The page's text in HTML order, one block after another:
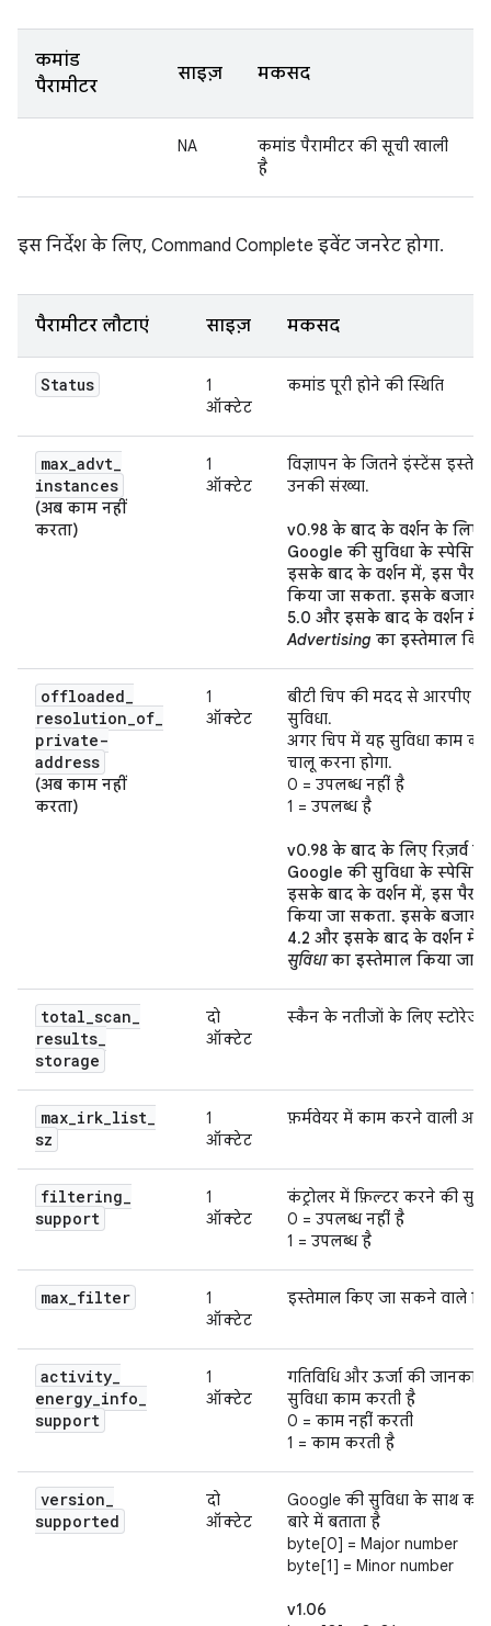
कमांड
पैरामीटर
साइज़ मकसद
NA
कमांड पैरामीटर की सूची खाली
है
इस निर्देश के लिए, Command Complete इवेंट जनरेट होगा.
पैरामीटर लौटाएं साइज़ मकसद
Status
1
ऑक्टेट
कमांड पूरी होने की स्थिति
max_advt_
instances
(अब काम नहीं
करता)
1
ऑक्टेट
विज्ञापन के जितने इंस्टेंस
उनकी संख्या.
v0.98 के बाद के वर्शन के लिए
Google की सुविधा के
इसके बाद के वर्शन में, इस
किया जा सकता. इसके
5.0 और इसके बाद के वर्शन में
Advertising का इस्तेमाल
offloaded_
resolution_of_
private-
address
(अब काम नहीं
करता)
1
ऑक्टेट
बीटी चिप की मदद से आरपीए
सुविधा.
अगर चिप में यह सुविधा काम
चालू करना होगा.
0 = उपलब्ध नहीं है
1 = उपलब्ध है
v0.98 के बाद के लिए रिज़र्व
Google की सुविधा के
इसके बाद के वर्शन में, इस
किया जा सकता. इसके
4.2 और इसके बाद के वर्शन में
सुविधाका इस्तेमाल किया जा
total_scan_
results_
storage
दो
ऑक्टेट
स्कैन के नतीजों के लिए स्टोरेज,
max_irk_list_
sz
1
ऑक्टेट
फ़र्मवेयर में काम करने वाली
filtering_
support
1
ऑक्टेट
कंट्रोलर में फ़िल्टर करने की
0 = उपलब्ध नहीं है
1 = उपलब्ध है
max_filter
1
ऑक्टेट
इस्तेमाल किए जा सकने वाले
activity_
energy_info_
support
1
ऑक्टेट
गतिविधि और ऊर्जा की जानकारी
सुविधा काम करती है
0 = काम नहीं करती
1 = काम करती है
version_
supported
दो
ऑक्टेट
Google की सुविधा के साथ
बारे में बताता है
byte[0] = Major number
byte[1] = Minor number
v1.06